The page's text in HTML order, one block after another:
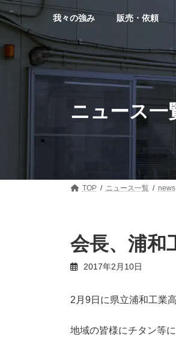
コ
ン
テ
ン
ツ
ナ
ビ
ゲ
ー
シ
我々の強み 販売・依頼
ニュース一
TOP ニュース一覧 news
会長、浦和
2017年2月10日
2月9日に県立浦和工業
地域の皆様にチタン等